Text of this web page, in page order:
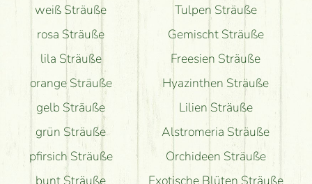
weiß Sträuße
rosa Sträuße
lila Sträuße
orange Sträuße
gelb Sträuße
grün Sträuße
pfirsich Sträuße
bunt Sträuße
Tulpen Sträuße
Gemischt Sträuße
Freesien Sträuße
Hyazinthen Sträuße
Lilien Sträuße
Alstromeria Sträuße
Orchideen Sträuße
Exotische Blüten Sträuße